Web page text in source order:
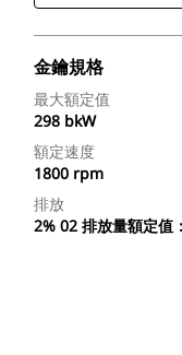
金鑰規格
最大額定值
298 bkW
額定速度
1800 rpm
排放
2% 02 排放量額定值